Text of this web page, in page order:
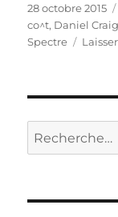
Publié
le
28 octobre 2015
co^t, Daniel
Spectre
Recherche
pour :